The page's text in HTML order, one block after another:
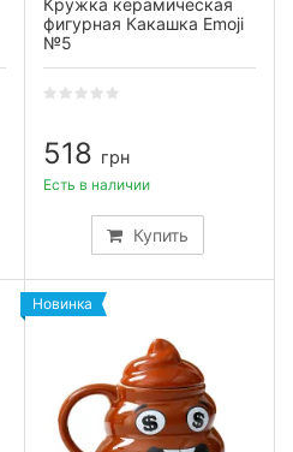
Кружка керамическая
фигурная Какашка Emoji
№5
518 грн
Купить
Есть в наличии
Новинка